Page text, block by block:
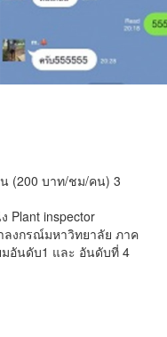
(200 บาท/ชม/คน) 3
Plant inspector
งกรณ์มหาวิทยาลัย ภาค
มอันดับ1 และ อันดับที่ 4